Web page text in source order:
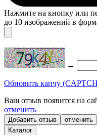
Нажмите на кнопку или
до 10 изображений в
→
Обновить капчу
Ваш отзыв появится на
отменить
отменить
Каталог